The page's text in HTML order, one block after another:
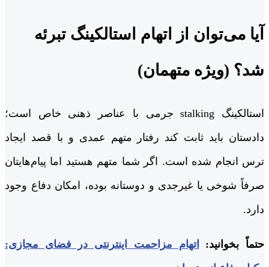
آیا می‌توان از اتهام استالکینگ تبرئه
شد؟ (ویژه متهمان)
استالکینگ stalking جرمی با عناصر ذهنی خاص است؛
دادستان باید ثابت کند رفتار متهم عمدی و با قصد ایجاد
ترس انجام شده است. اگر شما متهم هستید اما پیام‌هایتان
صرفاً شوخی یا غیرجدی و دوستانه بوده، امکان دفاع وجود
دارد.
حتماً بخوانید:
اتهام مزاحمت اینترنتی در فضای مجازی: